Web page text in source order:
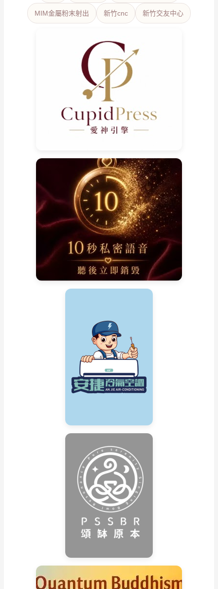
MIM金屬粉末射出 新竹cnc 新竹交友中心